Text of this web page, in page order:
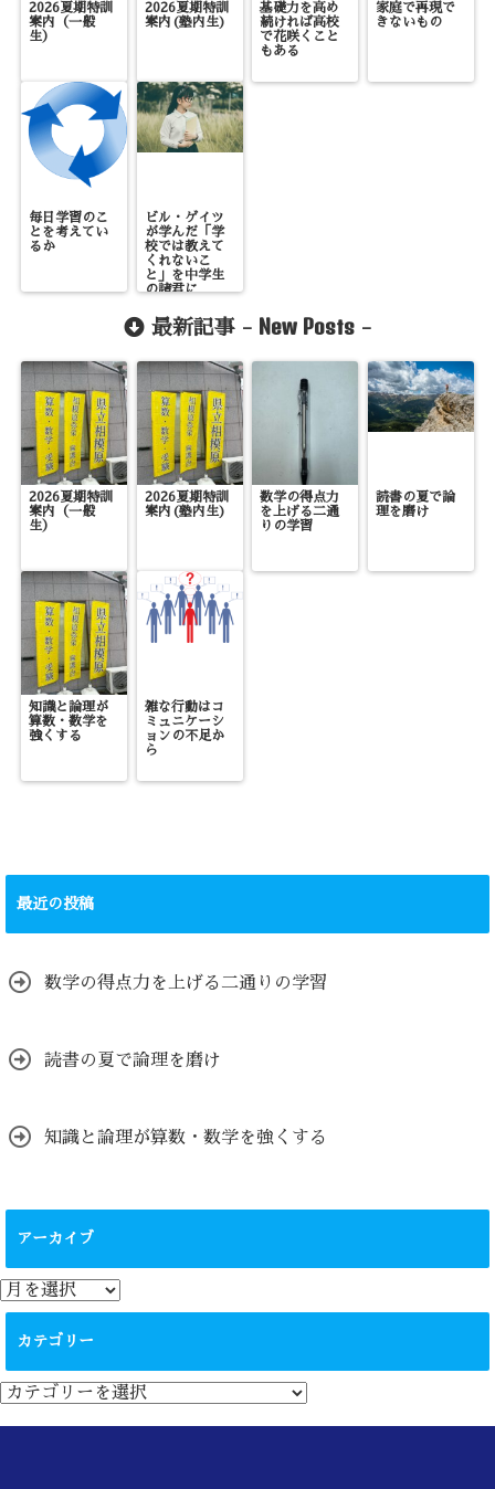
2026夏期特訓
案内（一般
生）
2026夏期特訓
案内(塾内生)
基礎力を高め
続ければ高校
で花咲くこと
もある
家庭で再現で
きないもの
毎日学習のこ
とを考えてい
るか
ビル・ゲイツ
が学んだ「学
校では教えて
くれないこ
と」を中学生
の諸君に
最新記事 - New Posts -
2026夏期特訓
案内（一般
生）
2026夏期特訓
案内(塾内生)
数学の得点力
を上げる二通
りの学習
読書の夏で論
理を磨け
知識と論理が
算数・数学を
強くする
雑な行動はコ
ミュニケーシ
ョンの不足か
ら
最近の投稿
数学の得点力を上げる二通りの学習
読書の夏で論理を磨け
知識と論理が算数・数学を強くする
アーカイブ
ア
ー
カテゴリー
カ
テ
ゴ